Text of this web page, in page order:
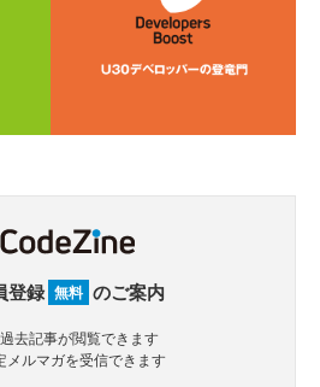
登録 無料 のご案内
過去記事が閲覧できます
メルマガを受信できます